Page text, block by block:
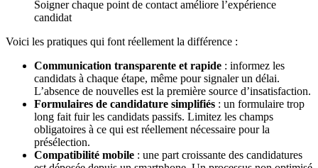
Soigner chaque point de contact améliore l’expérience
candidat
Voici les pratiques qui font réellement la différence :
Communication transparente et rapide : informez les
candidats à chaque étape, même pour signaler un délai.
L’absence de nouvelles est la première source d’insatisfaction.
Formulaires de candidature simplifiés : un formulaire trop
long fait fuir les candidats passifs. Limitez les champs
obligatoires à ce qui est réellement nécessaire pour la
présélection.
Compatibilité mobile : une part croissante des candidatures